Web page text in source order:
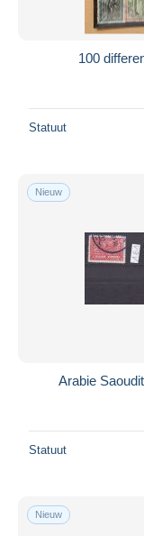
100
Statuut
Nieuw
Arabie
Statuut
Nieuw